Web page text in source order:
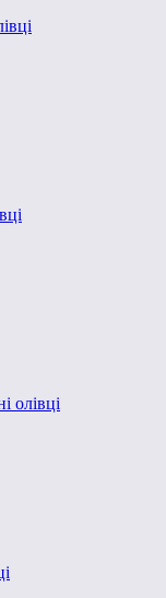
олівці